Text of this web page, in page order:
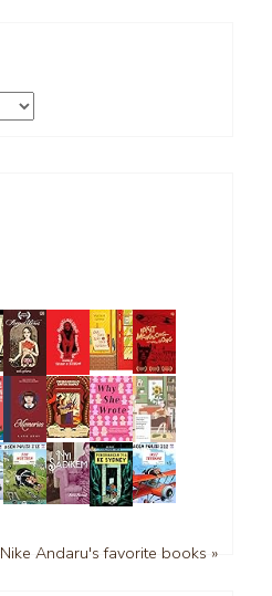
Nike Andaru's favorite books »